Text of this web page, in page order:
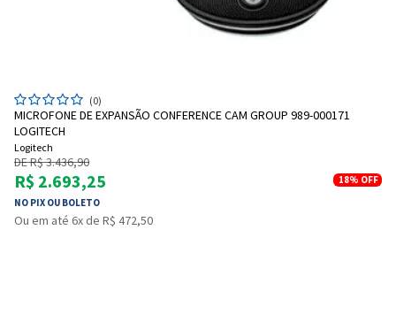
(0)
MICROFONE DE EXPANSÃO CONFERENCE CAM GROUP 989-000171
LOGITECH
Logitech
DE R$ 3.436,90
R$ 2.693,25
NO PIX OU BOLETO
18% OFF
Ou em até 6x de R$ 472,50